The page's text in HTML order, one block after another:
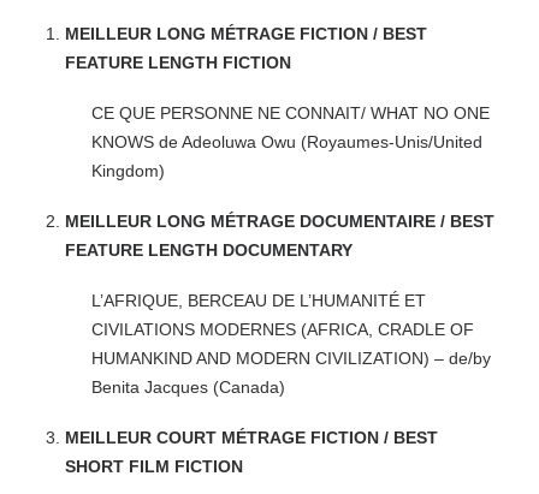
MEILLEUR LONG MÉTRAGE FICTION / BEST
FEATURE LENGTH FICTION
CE QUE PERSONNE NE CONNAIT/ WHAT NO ONE
KNOWS de Adeoluwa Owu (Royaumes-Unis/United
Kingdom)
MEILLEUR LONG MÉTRAGE DOCUMENTAIRE / BEST
FEATURE LENGTH DOCUMENTARY
L’AFRIQUE, BERCEAU DE L’HUMANITÉ ET
CIVILATIONS MODERNES (AFRICA, CRADLE OF
HUMANKIND AND MODERN CIVILIZATION) – de/by
Benita Jacques (Canada)
MEILLEUR COURT MÉTRAGE FICTION / BEST
SHORT FILM FICTION